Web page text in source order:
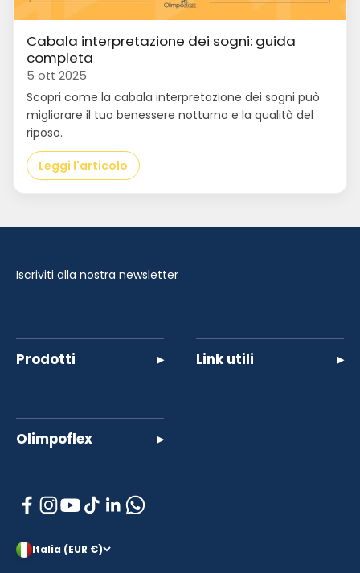
Cabala interpretazione dei sogni: guida
completa
5 ott 2025
Scopri come la cabala interpretazione dei sogni può
migliorare il tuo benessere notturno e la qualità del
riposo.
Leggi l'articolo
Iscriviti alla nostra newsletter
Prodotti ▸ Link utili ▸
Olimpoflex ▸
Italia (EUR €)